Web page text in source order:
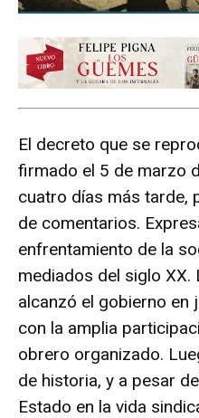
El decreto que se
firmado el 5 de marzo
cuatro días más tarde,
de comentarios.
enfrentamiento de la
mediados del siglo
alcanzó el gobierno en
con la amplia
obrero organizado.
de historia, y a pesar
Estado en la vida